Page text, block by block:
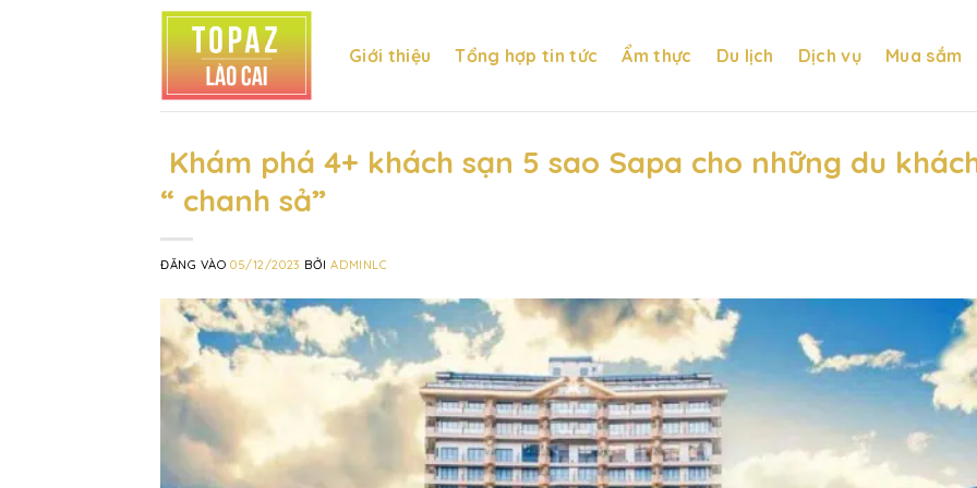
Giới thiệu Tổng hợp tin tức Ẩm thực Du lịch Dịch vụ Mua sắm
Khám phá 4+ khách sạn 5 sao Sapa cho những du
“ chanh sả”
ĐĂNG VÀO05/12/2023 BỞIADMINLC